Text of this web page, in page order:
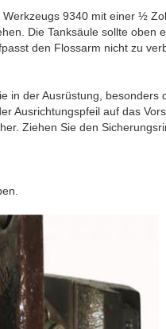
Werkzeugs 9340 mit einer ½
Die Tanksäule sollte oben
den Flossarm nicht zu
in der Ausrüstung, besonders
Ausrichtungspfeil auf das
Ziehen Sie den